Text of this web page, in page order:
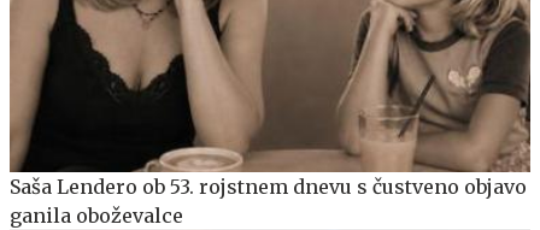
Saša Lendero ob 53. rojstnem dnevu s čustveno objavo
ganila oboževalce